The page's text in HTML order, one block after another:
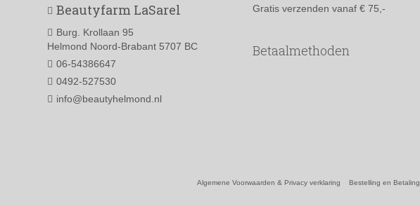
Beautyfarm LaSarel
Burg. Krollaan 95
Helmond Noord-Brabant 5707 BC
06-54386647
0492-527530
info@beautyhelmond.nl
Gratis verzenden vanaf € 75,-
Betaalmethoden
Algemene Voorwaarden & Privacy verklaring Bestelling en Betaling